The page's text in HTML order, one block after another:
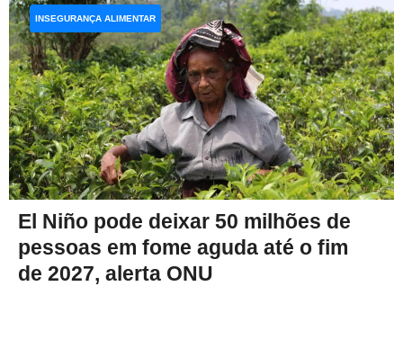
El Niño pode deixar 50 milhões de
pessoas em fome aguda até o fim
de 2027, alerta ONU
INSEGURANÇA ALIMENTAR